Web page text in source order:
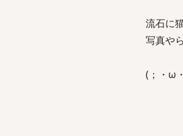
流石に
写真や
(；・ω
その